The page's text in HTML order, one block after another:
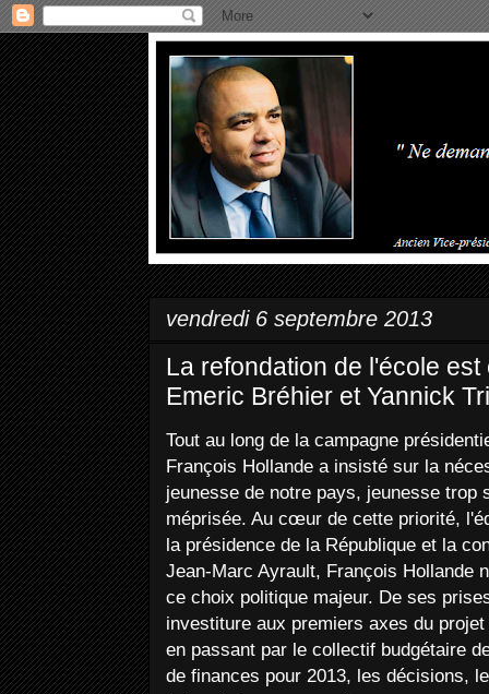
vendredi 6 septembre 2013
La refondation de l'école
Emeric Bréhier et Yannick
Tout au long de la campagne
François Hollande a insisté sur la
jeunesse de notre pays, jeunesse trop
méprisée. Au cœur de cette priorité,
la présidence de la République et la
Jean-Marc Ayrault, François Hollande
ce choix politique majeur. De ses
investiture aux premiers axes du
en passant par le collectif budgétaire
de finances pour 2013, les décisions,